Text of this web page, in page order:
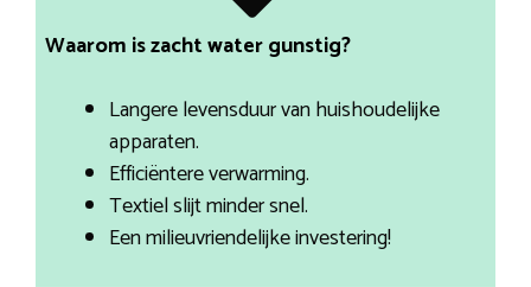
Waarom is zacht water gunstig?
Langere levensduur van huishoudelijke
apparaten.
Efficiëntere verwarming.
Textiel slijt minder snel.
Een milieuvriendelijke investering!